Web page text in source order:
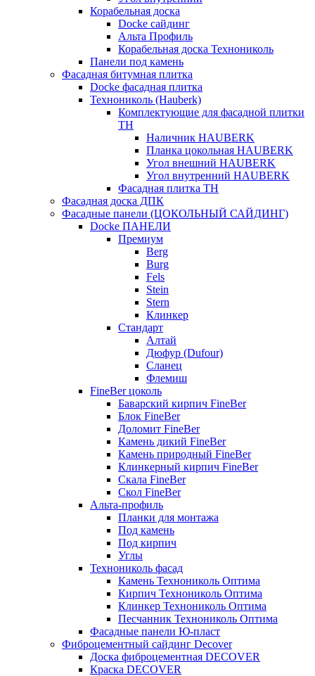
Корабельная доска
Docke сайдинг
Альта Профиль
Корабельная доска Технониколь
Панели под камень
Фасадная битумная плитка
Docke фасадная плитка
Технониколь (Hauberk)
Комплектующие для фасадной плитки
ТН
Наличник HAUBERK
Планка цокольная HAUBERK
Угол внешний HAUBERK
Угол внутренний HAUBERK
Фасадная плитка ТН
Фасадная доска ДПК
Фасадные панели (ЦОКОЛЬНЫЙ САЙДИНГ)
Docke ПАНЕЛИ
Премиум
Berg
Burg
Fels
Stein
Stern
Клинкер
Стандарт
Алтай
Дюфур (Dufour)
Сланец
Флемиш
FineBer цоколь
Баварский кирпич FineBer
Блок FineBer
Доломит FineBer
Камень дикий FineBer
Камень природный FineBer
Клинкерный кирпич FineBer
Скала FineBer
Скол FineBer
Альта-профиль
Планки для монтажа
Под камень
Под кирпич
Углы
Технониколь фасад
Камень Технониколь Оптима
Кирпич Технониколь Оптима
Клинкер Технониколь Оптима
Песчанник Технониколь Оптима
Фасадные панели Ю-пласт
Фиброцементный сайдинг Decover
Доска фиброцементная DECOVER
Краска DECOVER